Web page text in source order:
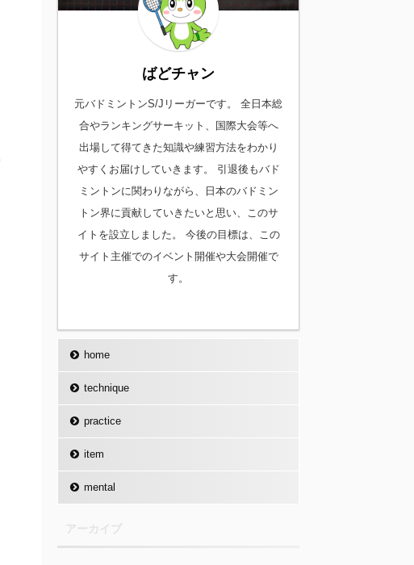
ばどチャン
元バドミントンS/Jリーガーです。 全日本総
合やランキングサーキット、国際大会等へ
出場して得てきた知識や練習方法をわかり
やすくお届けしていきます。 引退後もバド
ミントンに関わりながら、日本のバドミン
トン界に貢献していきたいと思い、このサ
イトを設立しました。 今後の目標は、この
サイト主催でのイベント開催や大会開催で
す。
home
technique
practice
item
mental